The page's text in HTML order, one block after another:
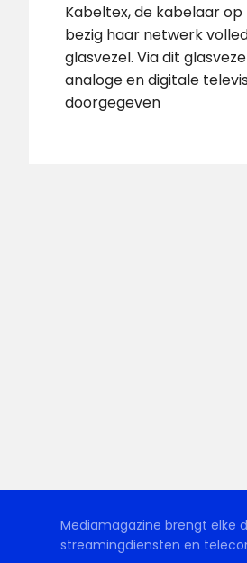
Kabeltex, de kabelaar op
bezig haar netwerk
glasvezel. Via dit
analoge en digitale
doorgegeven
Mediamagazine brengt elke
streamingdiensten en